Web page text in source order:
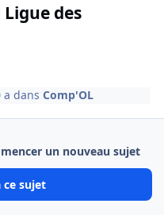
des
a dansComp'OL
un nouveau sujet
ce sujet